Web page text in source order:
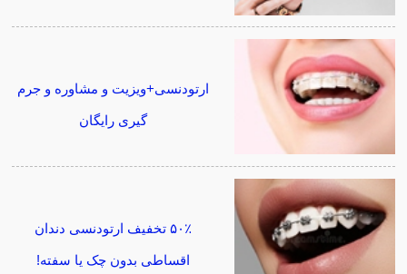
ارتودنسی+ویزیت و مشاوره و جرم
گیری رایگان
۵۰٪ تخفیف ارتودنسی دندان
اقساطی بدون چک یا سفته!